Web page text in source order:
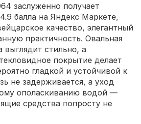
заслуженно получает
балла на Яндекс Маркете,
качество, элегантный
практичность. Овальная
стильно, а
покрытие делает
гладкой и устойчивой к
не задерживается, а уход
ополаскиванию водой —
средства попросту не